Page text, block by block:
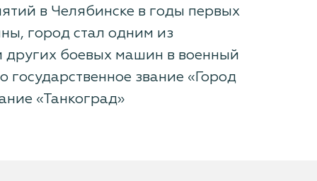
в Челябинске в годы первых
город стал одним из
других боевых машин в военный
звание «Город
«Танкоград»